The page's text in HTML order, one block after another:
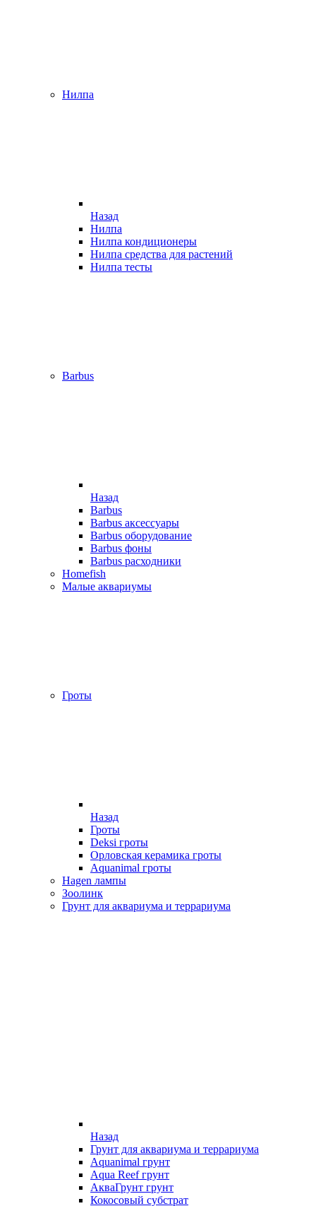
Нилпа
Назад
Нилпа
Нилпа кондиционеры
Нилпа средства для растений
Нилпа тесты
Barbus
Назад
Barbus
Barbus аксессуары
Barbus оборудование
Barbus фоны
Barbus расходники
Homefish
Малые аквариумы
Гроты
Назад
Гроты
Deksi гроты
Орловская керамика гроты
Aquanimal гроты
Hagen лампы
Зоолинк
Грунт для аквариума и террариума
Назад
Грунт для аквариума и террариума
Aquanimal грунт
Aqua Reef грунт
АкваГрунт грунт
Кокосовый субстрат